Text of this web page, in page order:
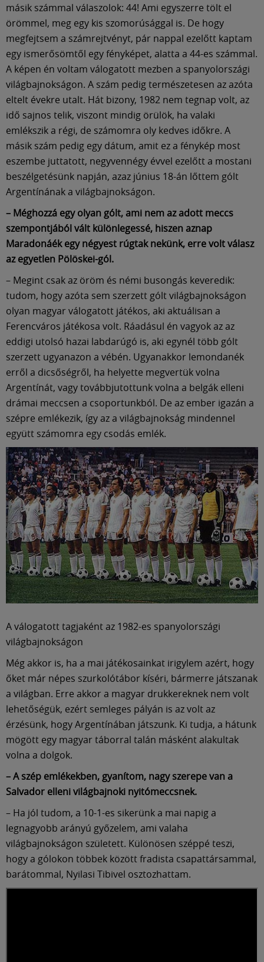
másik számmal válaszolok: 44! Ami egyszerre tölt el
örömmel, meg egy kis szomorúsággal is. De hogy
megfejtsem a számrejtvényt, pár nappal ezelőtt kaptam
egy ismerősömtől egy fényképet, alatta a 44-es számmal.
A képen én voltam válogatott mezben a spanyolországi
világbajnokságon. A szám pedig természetesen az azóta
eltelt évekre utalt. Hát bizony, 1982 nem tegnap volt, az
idő sajnos telik, viszont mindig örülök, ha valaki
emlékszik a régi, de számomra oly kedves időkre. A
másik szám pedig egy dátum, amit ez a fénykép most
eszembe juttatott, negyvennégy évvel ezelőtt a mostani
beszélgetésünk napján, azaz június 18-án lőttem gólt
Argentínának a világbajnokságon.
– Méghozzá egy olyan gólt, ami nem az adott meccs
szempontjából vált különlegessé, hiszen aznap
Maradonáék egy négyest rúgtak nekünk, erre volt válasz
az egyetlen Pölöskei-gól.
– Megint csak az öröm és némi busongás keveredik:
tudom, hogy azóta sem szerzett gólt világbajnokságon
olyan magyar válogatott játékos, aki aktuálisan a
Ferencváros játékosa volt. Ráadásul én vagyok az az
eddigi utolsó hazai labdarúgó is, aki egynél több gólt
szerzett ugyanazon a vébén. Ugyanakkor lemondanék
erről a dicsőségről, ha helyette megvertük volna
Argentínát, vagy továbbjutottunk volna a belgák elleni
drámai meccsen a csoportunkból. De az ember igazán a
szépre emlékezik, így az a világbajnokság mindennel
együtt számomra egy csodás emlék.
A válogatott tagjaként az 1982-es spanyolországi
világbajnokságon
Még akkor is, ha a mai játékosainkat irigylem azért, hogy
őket már népes szurkolótábor kíséri, bármerre játszanak
a világban. Erre akkor a magyar drukkereknek nem volt
lehetőségük, ezért semleges pályán is az volt az
érzésünk, hogy Argentínában játszunk. Ki tudja, a hátunk
mögött egy magyar táborral talán másként alakultak
volna a dolgok.
– A szép emlékekben, gyanítom, nagy szerepe van a
Salvador elleni világbajnoki nyitómeccsnek.
– Ha jól tudom, a 10-1-es sikerünk a mai napig a
legnagyobb arányú győzelem, ami valaha
világbajnokságon született. Különösen széppé teszi,
hogy a gólokon többek között fradista csapattársammal,
barátommal, Nyilasi Tibivel osztozhattam.